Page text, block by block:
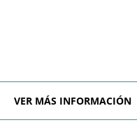
VER MÁS INFORMACIÓN